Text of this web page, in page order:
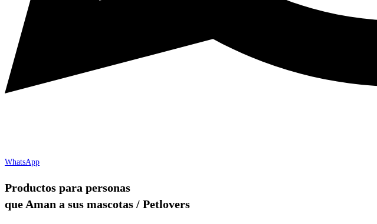
WhatsApp
Productos para personas
que Aman a sus mascotas / Petlovers